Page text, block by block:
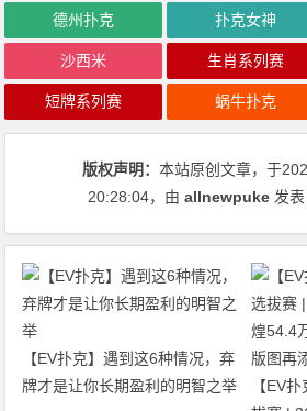
德州扑克 扑克女神
沙西米 生肖系列赛
短牌系列赛 蜗牛扑克
版权声明：本站原创文章，于
20:28:04，由allnewpuke 发表
【EV扑克】遇到这6种情况，弃
牌才是让你长期盈利的明智之举
【EV